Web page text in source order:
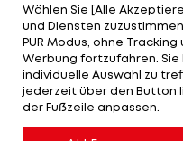
Trainer gut
Coaches dauert
Zemans Meinung,
Wo spielt der? Ich
herauszufinden, was
Wählen Sie [Alle
und Diensten
PUR Modus, ohne
Werbung fortzufahren.
individuelle Auswahl zu
jederzeit über den Button
der Fußzeile anpassen.